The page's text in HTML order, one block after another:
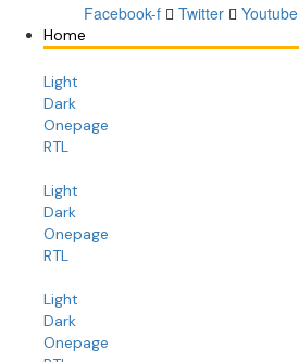
Facebook-f Twitter Youtube
Home
Light
Dark
Onepage
RTL
Light
Dark
Onepage
RTL
Light
Dark
Onepage